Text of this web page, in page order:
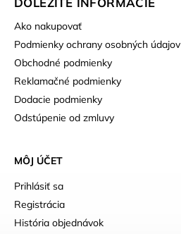
Ako nakupovať
Podmienky ochrany osobných údajov
Obchodné podmienky
Reklamačné podmienky
Dodacie podmienky
Odstúpenie od zmluvy
MÔJ ÚČET
Prihlásiť sa
Registrácia
História objednávok